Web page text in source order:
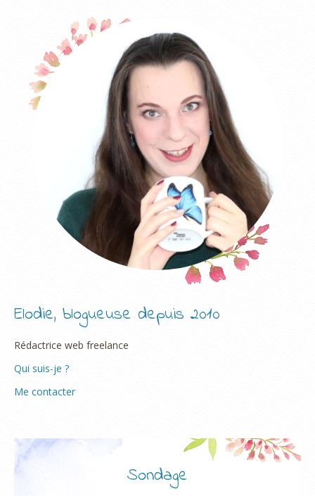
Elodie, blogueuse depuis 2010
Rédactrice web freelance
Qui suis-je ?
Me contacter
Sondage